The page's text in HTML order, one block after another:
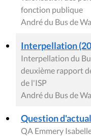
fonction publique
André du Bus de
Interpellation
Interpellation du
deuxième rapport
de l'ISP
André du Bus de
Question
QA Emmery